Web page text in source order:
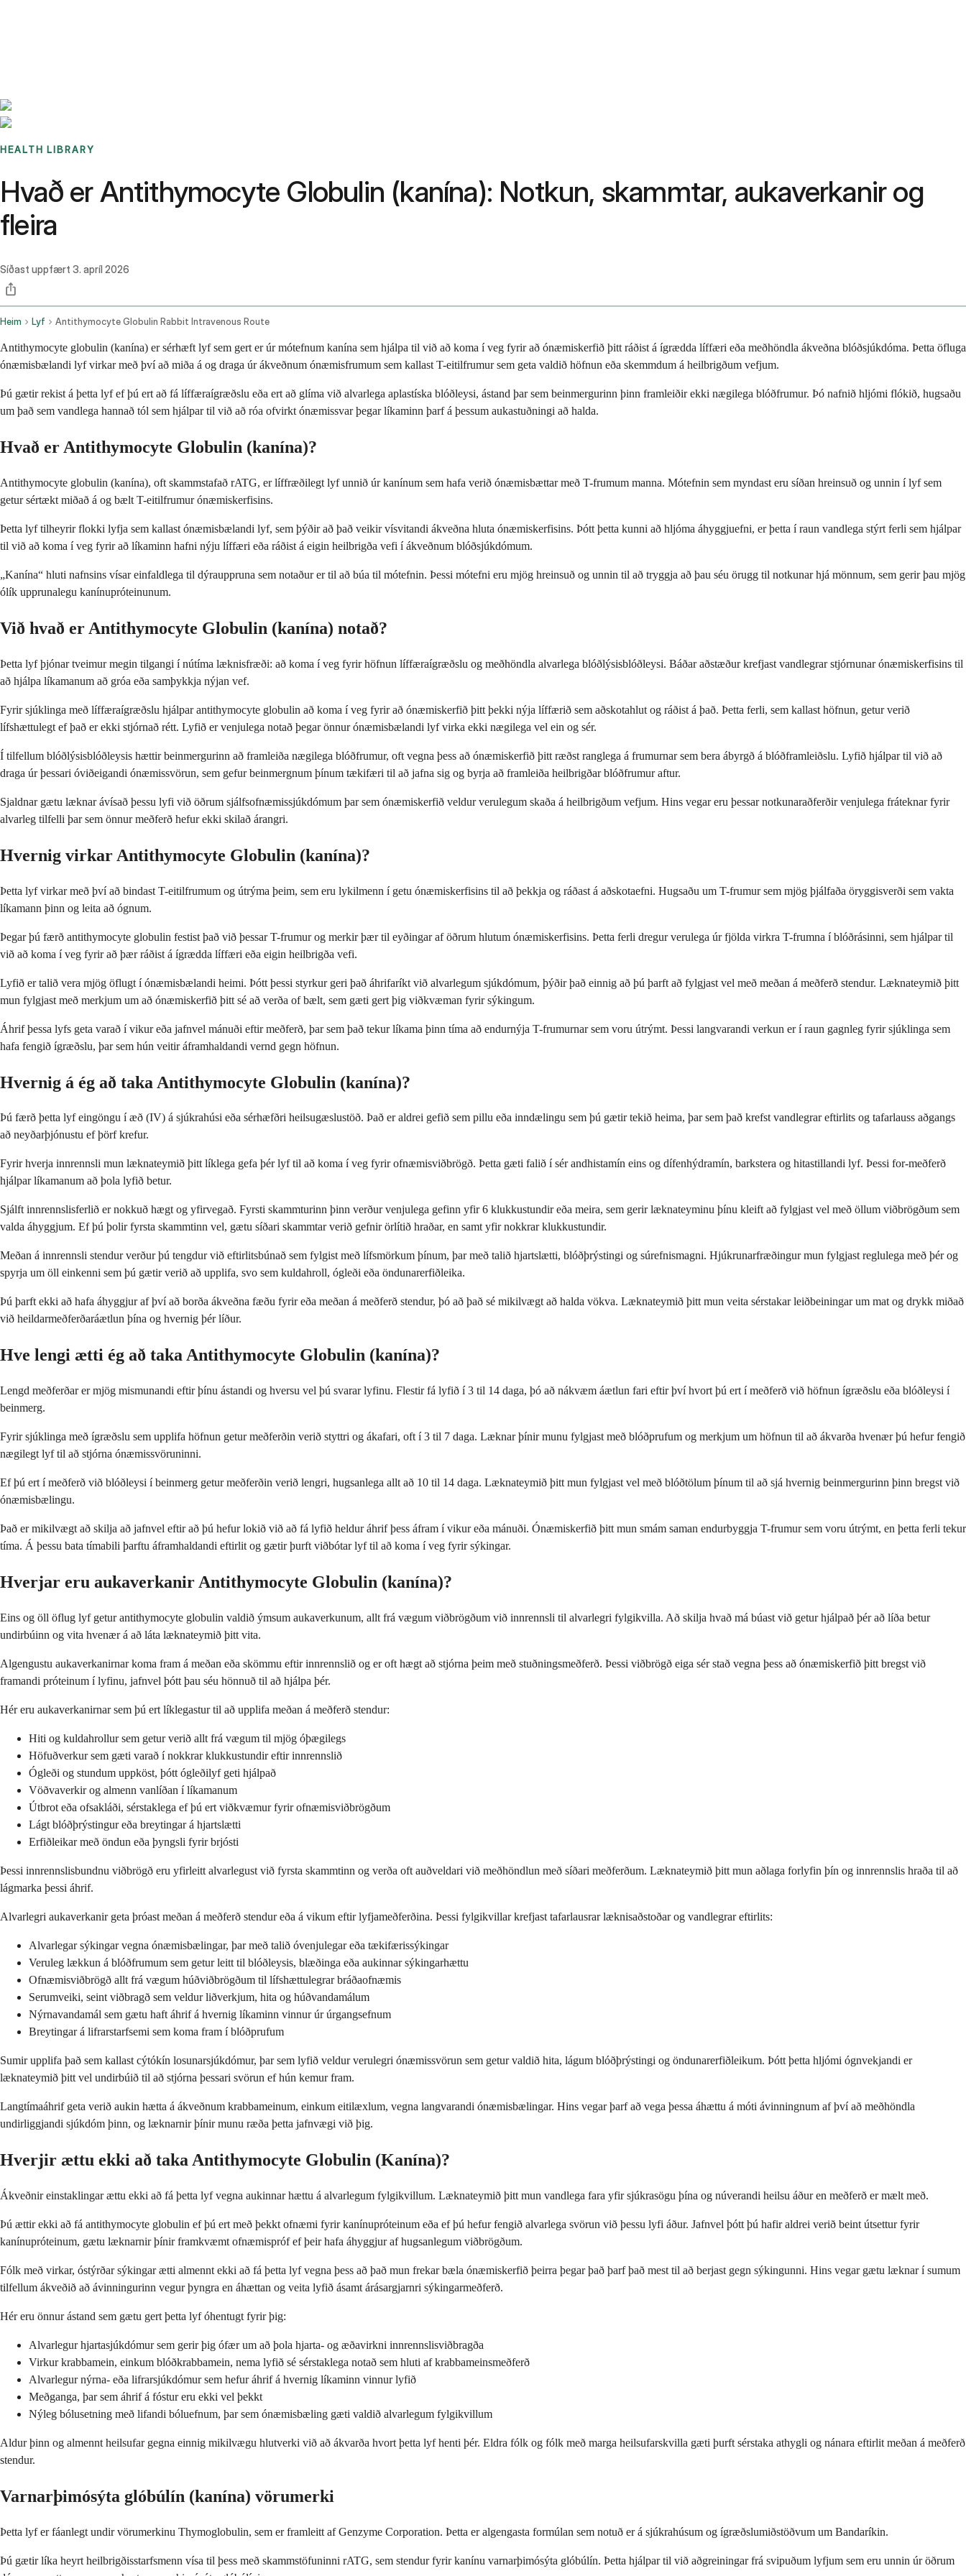
HEALTH LIBRARY
Hvað er Antithymocyte Globulin (kanína): Notkun, skammtar, aukaverkanir og
fleira
Síðast uppfært 3. apríl 2026
Heim Lyf Antithymocyte Globulin Rabbit Intravenous Route
Antithymocyte globulin (kanína) er sérhæft lyf sem gert er úr mótefnum kanína sem hjálpa til við að koma í veg fyrir að ónæmiskerfið þitt ráðist á ígrædda líffæri eða meðhöndla ákveðna blóðsjúkdóma. Þetta öfluga
ónæmisbælandi lyf virkar með því að miða á og draga úr ákveðnum ónæmisfrumum sem kallast T-eitilfrumur sem geta valdið höfnun eða skemmdum á heilbrigðum vefjum.
Þú gætir rekist á þetta lyf ef þú ert að fá líffæraígræðslu eða ert að glíma við alvarlega aplastíska blóðleysi, ástand þar sem beinmergurinn þinn framleiðir ekki nægilega blóðfrumur. Þó nafnið hljómi flókið, hugsaðu
um það sem vandlega hannað tól sem hjálpar til við að róa ofvirkt ónæmissvar þegar líkaminn þarf á þessum aukastuðningi að halda.
Hvað er Antithymocyte Globulin (kanína)?
Antithymocyte globulin (kanína), oft skammstafað rATG, er líffræðilegt lyf unnið úr kanínum sem hafa verið ónæmisbættar með T-frumum manna. Mótefnin sem myndast eru síðan hreinsuð og unnin í lyf sem
getur sértækt miðað á og bælt T-eitilfrumur ónæmiskerfisins.
Þetta lyf tilheyrir flokki lyfja sem kallast ónæmisbælandi lyf, sem þýðir að það veikir vísvitandi ákveðna hluta ónæmiskerfisins. Þótt þetta kunni að hljóma áhyggjuefni, er þetta í raun vandlega stýrt ferli sem hjálpar
til við að koma í veg fyrir að líkaminn hafni nýju líffæri eða ráðist á eigin heilbrigða vefi í ákveðnum blóðsjúkdómum.
„Kanína“ hluti nafnsins vísar einfaldlega til dýrauppruna sem notaður er til að búa til mótefnin. Þessi mótefni eru mjög hreinsuð og unnin til að tryggja að þau séu örugg til notkunar hjá mönnum, sem gerir þau mjög
ólík upprunalegu kanínupróteinunum.
Við hvað er Antithymocyte Globulin (kanína) notað?
Þetta lyf þjónar tveimur megin tilgangi í nútíma læknisfræði: að koma í veg fyrir höfnun líffæraígræðslu og meðhöndla alvarlega blóðlýsisblóðleysi. Báðar aðstæður krefjast vandlegrar stjórnunar ónæmiskerfisins til
að hjálpa líkamanum að gróa eða samþykkja nýjan vef.
Fyrir sjúklinga með líffæraígræðslu hjálpar antithymocyte globulin að koma í veg fyrir að ónæmiskerfið þitt þekki nýja líffærið sem aðskotahlut og ráðist á það. Þetta ferli, sem kallast höfnun, getur verið
lífshættulegt ef það er ekki stjórnað rétt. Lyfið er venjulega notað þegar önnur ónæmisbælandi lyf virka ekki nægilega vel ein og sér.
Í tilfellum blóðlýsisblóðleysis hættir beinmergurinn að framleiða nægilega blóðfrumur, oft vegna þess að ónæmiskerfið þitt ræðst ranglega á frumurnar sem bera ábyrgð á blóðframleiðslu. Lyfið hjálpar til við að
draga úr þessari óviðeigandi ónæmissvörun, sem gefur beinmergnum þínum tækifæri til að jafna sig og byrja að framleiða heilbrigðar blóðfrumur aftur.
Sjaldnar gætu læknar ávísað þessu lyfi við öðrum sjálfsofnæmissjúkdómum þar sem ónæmiskerfið veldur verulegum skaða á heilbrigðum vefjum. Hins vegar eru þessar notkunaraðferðir venjulega fráteknar fyrir
alvarleg tilfelli þar sem önnur meðferð hefur ekki skilað árangri.
Hvernig virkar Antithymocyte Globulin (kanína)?
Þetta lyf virkar með því að bindast T-eitilfrumum og útrýma þeim, sem eru lykilmenn í getu ónæmiskerfisins til að þekkja og ráðast á aðskotaefni. Hugsaðu um T-frumur sem mjög þjálfaða öryggisverði sem vakta
líkamann þinn og leita að ógnum.
Þegar þú færð antithymocyte globulin festist það við þessar T-frumur og merkir þær til eyðingar af öðrum hlutum ónæmiskerfisins. Þetta ferli dregur verulega úr fjölda virkra T-frumna í blóðrásinni, sem hjálpar til
við að koma í veg fyrir að þær ráðist á ígrædda líffæri eða eigin heilbrigða vefi.
Lyfið er talið vera mjög öflugt í ónæmisbælandi heimi. Þótt þessi styrkur geri það áhrifaríkt við alvarlegum sjúkdómum, þýðir það einnig að þú þarft að fylgjast vel með meðan á meðferð stendur. Læknateymið þitt
mun fylgjast með merkjum um að ónæmiskerfið þitt sé að verða of bælt, sem gæti gert þig viðkvæman fyrir sýkingum.
Áhrif þessa lyfs geta varað í vikur eða jafnvel mánuði eftir meðferð, þar sem það tekur líkama þinn tíma að endurnýja T-frumurnar sem voru útrýmt. Þessi langvarandi verkun er í raun gagnleg fyrir sjúklinga sem
hafa fengið ígræðslu, þar sem hún veitir áframhaldandi vernd gegn höfnun.
Hvernig á ég að taka Antithymocyte Globulin (kanína)?
Þú færð þetta lyf eingöngu í æð (IV) á sjúkrahúsi eða sérhæfðri heilsugæslustöð. Það er aldrei gefið sem pillu eða inndælingu sem þú gætir tekið heima, þar sem það krefst vandlegrar eftirlits og tafarlauss aðgangs
að neyðarþjónustu ef þörf krefur.
Fyrir hverja innrennsli mun læknateymið þitt líklega gefa þér lyf til að koma í veg fyrir ofnæmisviðbrögð. Þetta gæti falið í sér andhistamín eins og dífenhýdramín, barkstera og hitastillandi lyf. Þessi for-meðferð
hjálpar líkamanum að þola lyfið betur.
Sjálft innrennslisferlið er nokkuð hægt og yfirvegað. Fyrsti skammturinn þinn verður venjulega gefinn yfir 6 klukkustundir eða meira, sem gerir læknateyminu þínu kleift að fylgjast vel með öllum viðbrögðum sem
valda áhyggjum. Ef þú þolir fyrsta skammtinn vel, gætu síðari skammtar verið gefnir örlítið hraðar, en samt yfir nokkrar klukkustundir.
Meðan á innrennsli stendur verður þú tengdur við eftirlitsbúnað sem fylgist með lífsmörkum þínum, þar með talið hjartslætti, blóðþrýstingi og súrefnismagni. Hjúkrunarfræðingur mun fylgjast reglulega með þér og
spyrja um öll einkenni sem þú gætir verið að upplifa, svo sem kuldahroll, ógleði eða öndunarerfiðleika.
Þú þarft ekki að hafa áhyggjur af því að borða ákveðna fæðu fyrir eða meðan á meðferð stendur, þó að það sé mikilvægt að halda vökva. Læknateymið þitt mun veita sérstakar leiðbeiningar um mat og drykk miðað
við heildarmeðferðaráætlun þína og hvernig þér líður.
Hve lengi ætti ég að taka Antithymocyte Globulin (kanína)?
Lengd meðferðar er mjög mismunandi eftir þínu ástandi og hversu vel þú svarar lyfinu. Flestir fá lyfið í 3 til 14 daga, þó að nákvæm áætlun fari eftir því hvort þú ert í meðferð við höfnun ígræðslu eða blóðleysi í
beinmerg.
Fyrir sjúklinga með ígræðslu sem upplifa höfnun getur meðferðin verið styttri og ákafari, oft í 3 til 7 daga. Læknar þínir munu fylgjast með blóðprufum og merkjum um höfnun til að ákvarða hvenær þú hefur fengið
nægilegt lyf til að stjórna ónæmissvöruninni.
Ef þú ert í meðferð við blóðleysi í beinmerg getur meðferðin verið lengri, hugsanlega allt að 10 til 14 daga. Læknateymið þitt mun fylgjast vel með blóðtölum þínum til að sjá hvernig beinmergurinn þinn bregst við
ónæmisbælingu.
Það er mikilvægt að skilja að jafnvel eftir að þú hefur lokið við að fá lyfið heldur áhrif þess áfram í vikur eða mánuði. Ónæmiskerfið þitt mun smám saman endurbyggja T-frumur sem voru útrýmt, en þetta ferli tekur
tíma. Á þessu bata tímabili þarftu áframhaldandi eftirlit og gætir þurft viðbótar lyf til að koma í veg fyrir sýkingar.
Hverjar eru aukaverkanir Antithymocyte Globulin (kanína)?
Eins og öll öflug lyf getur antithymocyte globulin valdið ýmsum aukaverkunum, allt frá vægum viðbrögðum við innrennsli til alvarlegri fylgikvilla. Að skilja hvað má búast við getur hjálpað þér að líða betur
undirbúinn og vita hvenær á að láta læknateymið þitt vita.
Algengustu aukaverkanirnar koma fram á meðan eða skömmu eftir innrennslið og er oft hægt að stjórna þeim með stuðningsmeðferð. Þessi viðbrögð eiga sér stað vegna þess að ónæmiskerfið þitt bregst við
framandi próteinum í lyfinu, jafnvel þótt þau séu hönnuð til að hjálpa þér.
Hér eru aukaverkanirnar sem þú ert líklegastur til að upplifa meðan á meðferð stendur:
Hiti og kuldahrollur sem getur verið allt frá vægum til mjög óþægilegs
Höfuðverkur sem gæti varað í nokkrar klukkustundir eftir innrennslið
Ógleði og stundum uppköst, þótt ógleðilyf geti hjálpað
Vöðvaverkir og almenn vanlíðan í líkamanum
Útbrot eða ofsakláði, sérstaklega ef þú ert viðkvæmur fyrir ofnæmisviðbrögðum
Lágt blóðþrýstingur eða breytingar á hjartslætti
Erfiðleikar með öndun eða þyngsli fyrir brjósti
Þessi innrennslisbundnu viðbrögð eru yfirleitt alvarlegust við fyrsta skammtinn og verða oft auðveldari við meðhöndlun með síðari meðferðum. Læknateymið þitt mun aðlaga forlyfin þín og innrennslis hraða til að
lágmarka þessi áhrif.
Alvarlegri aukaverkanir geta þróast meðan á meðferð stendur eða á vikum eftir lyfjameðferðina. Þessi fylgikvillar krefjast tafarlausrar læknisaðstoðar og vandlegrar eftirlits:
Alvarlegar sýkingar vegna ónæmisbælingar, þar með talið óvenjulegar eða tækifærissýkingar
Veruleg lækkun á blóðfrumum sem getur leitt til blóðleysis, blæðinga eða aukinnar sýkingarhættu
Ofnæmisviðbrögð allt frá vægum húðviðbrögðum til lífshættulegrar bráðaofnæmis
Serumveiki, seint viðbragð sem veldur liðverkjum, hita og húðvandamálum
Nýrnavandamál sem gætu haft áhrif á hvernig líkaminn vinnur úr úrgangsefnum
Breytingar á lifrarstarfsemi sem koma fram í blóðprufum
Sumir upplifa það sem kallast cýtókín losunarsjúkdómur, þar sem lyfið veldur verulegri ónæmissvörun sem getur valdið hita, lágum blóðþrýstingi og öndunarerfiðleikum. Þótt þetta hljómi ógnvekjandi er
læknateymið þitt vel undirbúið til að stjórna þessari svörun ef hún kemur fram.
Langtímaáhrif geta verið aukin hætta á ákveðnum krabbameinum, einkum eitilæxlum, vegna langvarandi ónæmisbælingar. Hins vegar þarf að vega þessa áhættu á móti ávinningnum af því að meðhöndla
undirliggjandi sjúkdóm þinn, og læknarnir þínir munu ræða þetta jafnvægi við þig.
Hverjir ættu ekki að taka Antithymocyte Globulin (Kanína)?
Ákveðnir einstaklingar ættu ekki að fá þetta lyf vegna aukinnar hættu á alvarlegum fylgikvillum. Læknateymið þitt mun vandlega fara yfir sjúkrasögu þína og núverandi heilsu áður en meðferð er mælt með.
Þú ættir ekki að fá antithymocyte globulin ef þú ert með þekkt ofnæmi fyrir kanínupróteinum eða ef þú hefur fengið alvarlega svörun við þessu lyfi áður. Jafnvel þótt þú hafir aldrei verið beint útsettur fyrir
kanínupróteinum, gætu læknarnir þínir framkvæmt ofnæmispróf ef þeir hafa áhyggjur af hugsanlegum viðbrögðum.
Fólk með virkar, óstýrðar sýkingar ætti almennt ekki að fá þetta lyf vegna þess að það mun frekar bæla ónæmiskerfið þeirra þegar það þarf það mest til að berjast gegn sýkingunni. Hins vegar gætu læknar í sumum
tilfellum ákveðið að ávinningurinn vegur þyngra en áhættan og veita lyfið ásamt árásargjarnri sýkingarmeðferð.
Hér eru önnur ástand sem gætu gert þetta lyf óhentugt fyrir þig:
Alvarlegur hjartasjúkdómur sem gerir þig ófær um að þola hjarta- og æðavirkni innrennslisviðbragða
Virkur krabbamein, einkum blóðkrabbamein, nema lyfið sé sérstaklega notað sem hluti af krabbameinsmeðferð
Alvarlegur nýrna- eða lifrarsjúkdómur sem hefur áhrif á hvernig líkaminn vinnur lyfið
Meðganga, þar sem áhrif á fóstur eru ekki vel þekkt
Nýleg bólusetning með lifandi bóluefnum, þar sem ónæmisbæling gæti valdið alvarlegum fylgikvillum
Aldur þinn og almennt heilsufar gegna einnig mikilvægu hlutverki við að ákvarða hvort þetta lyf henti þér. Eldra fólk og fólk með marga heilsufarskvilla gæti þurft sérstaka athygli og nánara eftirlit meðan á meðferð
stendur.
Varnarþimósýta glóbúlín (kanína) vörumerki
Þetta lyf er fáanlegt undir vörumerkinu Thymoglobulin, sem er framleitt af Genzyme Corporation. Þetta er algengasta formúlan sem notuð er á sjúkrahúsum og ígræðslumiðstöðvum um Bandaríkin.
Þú gætir líka heyrt heilbrigðisstarfsmenn vísa til þess með skammstöfuninni rATG, sem stendur fyrir kanínu varnarþimósýta glóbúlín. Þetta hjálpar til við aðgreiningar frá svipuðum lyfjum sem eru unnin úr öðrum